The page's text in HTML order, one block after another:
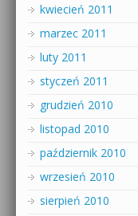
kwiecień 2011
marzec 2011
luty 2011
styczeń 2011
grudzień 2010
listopad 2010
październik 2010
wrzesień 2010
sierpień 2010